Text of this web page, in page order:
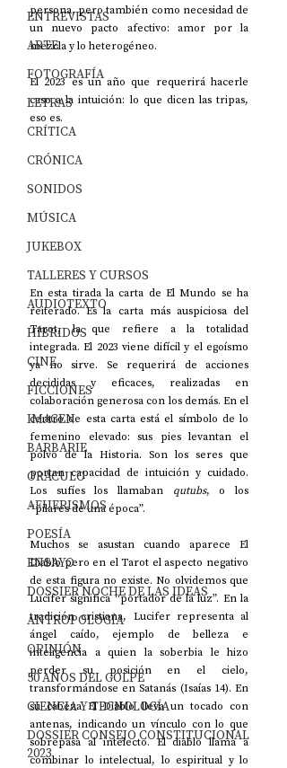
ENTREVISTAS
ARTE
FOTOGRAFÍA
LETRAS
CRÍTICA
CRÓNICA
SONIDOS
MÚSICA
JUKEBOX
TALLERES Y CURSOS
AUDIOTEXTO
HÍBRIDOS
CINE
FICCIONES
IMAGEN
BARBARIE
ORÁCULO
AFUERISMOS
POESÍA
ENSAYO
DOSSIER NOCHE DE LAS IDEAS
ANTROPOLOGÍA
OPINIÓN
50 AÑOS DEL GOLPE
CIENCIA Y TECNOLOGÍA
DOSSIER CONSEJO CONSTITUCIONAL
2023
persona, pero también como necesidad de
un nuevo pacto afectivo: amor por la
mezcla y lo heterogéneo.
El 2023 es un año que requerirá hacerle
caso a la intuición: lo que dicen las tripas,
eso es.
En esta tirada la carta de El Mundo se ha
reiterado. Es la carta más auspiciosa del
Tarot, la que refiere a la totalidad
integrada. El 2023 viene difícil y el egoísmo
ya no sirve. Se requerirá de acciones
decididas y eficaces, realizadas en
colaboración generosa con los demás. En el
centro de esta carta está el símbolo de lo
femenino elevado: sus pies levantan el
polvo de la Historia. Son los seres que
portan capacidad de intuición y cuidado.
Los sufíes los llamaban qutubs, o los
“pilares de una época”.
Muchos se asustan cuando aparece El
Diablo pero en el Tarot el aspecto negativo
de esta figura no existe. No olvidemos que
Lucifer significa “portador de la luz”. En la
tradición cristiana, Lucifer representa al
ángel caído, ejemplo de belleza e
inteligencia a quien la soberbia le hizo
perder su posición en el cielo,
transformándose en Satanás (Isaías 14). En
su cabeza El Diablo lleva un tocado con
antenas, indicando un vínculo con lo que
sobrepasa al intelecto. El diablo llama a
combinar lo intelectual, lo espiritual y lo